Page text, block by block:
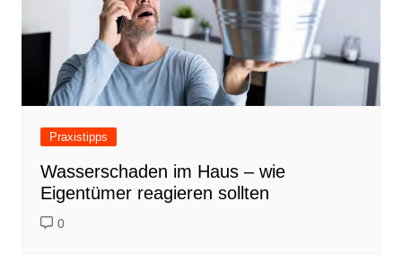
Praxistipps
Wasserschaden im Haus – wie
Eigentümer reagieren sollten
0